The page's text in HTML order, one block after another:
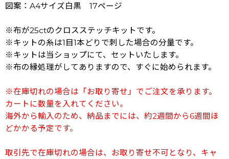
図案：A4サイズ白黒 17ページ
※布が25ctのクロスステッチキットです。
※キットの糸は1目1本どりで刺した場合の分量です。
※キットは当ショップにて、セットいたします。
※布の縁処理がしてありますので、すぐに始められます。
※在庫切れの場合は「お取り寄せ」でご注文を承ります。
カートに数量を入れてください。
海外から輸入のため、納品までには、約2週間から6週間ほ
どかかる予定です。
取引先で在庫切れの場合は、お取り寄せ不可となり、キャ